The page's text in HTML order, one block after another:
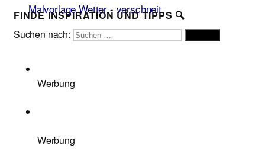
Malvorlage Wetter - verschneit
FINDE INSPIRATION UND TIPPS 🔍
Suchen nach:
Werbung
Werbung